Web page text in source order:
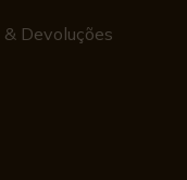
& Devoluções